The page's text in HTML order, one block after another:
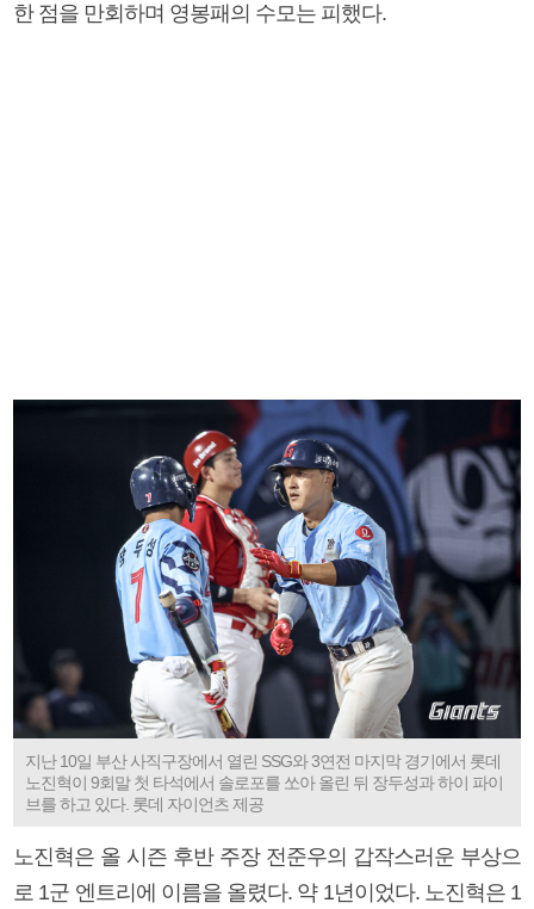
한 점을 만회하며 영봉패의 수모는 피했다.
지난 10일 부산 사직구장에서 열린 SSG와 3연전 마지막 경기에서 롯데
노진혁이 9회말 첫 타석에서 솔로포를 쏘아 올린 뒤 장두성과 하이 파이
브를 하고 있다. 롯데 자이언츠 제공
노진혁은 올 시즌 후반 주장 전준우의 갑작스러운 부상으
로 1군 엔트리에 이름을 올렸다. 약 1년이었다. 노진혁은 1